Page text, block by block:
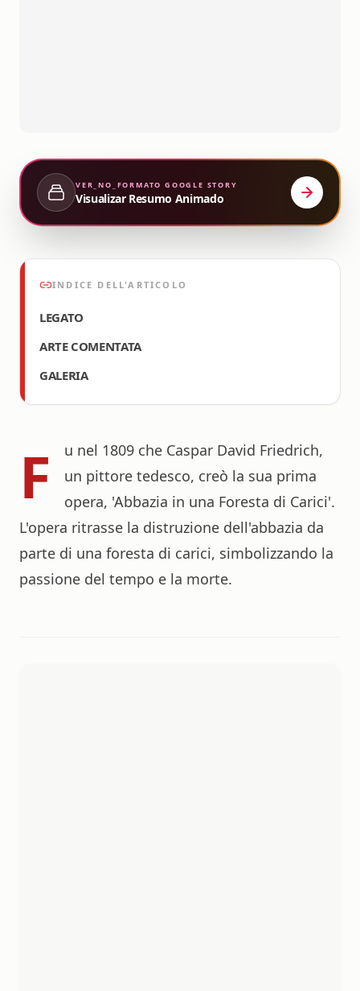
VER_NO_FORMATO GOOGLE STORY
Visualizar Resumo Animado
INDICE DELL'ARTICOLO
LEGATO
ARTE COMENTATA
GALERIA
F
u nel 1809 che Caspar David Friedrich,
un pittore tedesco, creò la sua prima
opera, 'Abbazia in una Foresta di Carici'.
L'opera ritrasse la distruzione dell'abbazia da
parte di una foresta di carici, simbolizzando la
passione del tempo e la morte.